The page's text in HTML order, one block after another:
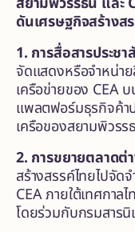
ดันเศรษฐกิจสร้างส
1. การสื่อสารประช
จัดแสดงหรือจำหน่า
เครือข่ายของ CEA
แพลตฟอร์มธุรกิจค้า
เครือของสยามพิวรร
2. การขยายตลาดต่
สร้างสรรค์ไทยไปจั
CEA ภายใต้เทศกาล
โดยร่วมกับกรมสารนิ